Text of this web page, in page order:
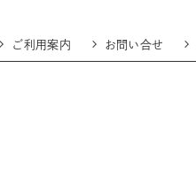
ご利用案内 お問い合せ